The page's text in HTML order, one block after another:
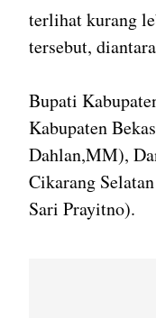
terlihat kurang
tersebut,
Bupati
Kabupaten
Dahlan,MM),
Cikarang
Sari Prayitno).